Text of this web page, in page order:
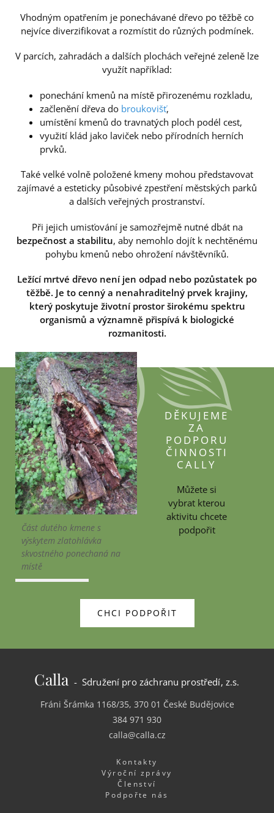
Vhodným opatřením je ponechávané dřevo po těžbě co
nejvíce diverzifikovat a rozmístit do různých podmínek.
V parcích, zahradách a dalších plochách veřejné zeleně lze
využít například:
ponechání kmenů na místě přirozenému rozkladu,
začlenění dřeva do broukovišť,
umístění kmenů do travnatých ploch podél cest,
využití klád jako laviček nebo přírodních herních
prvků.
Také velké volně položené kmeny mohou představovat
zajímavé a esteticky působivé zpestření městských parků
a dalších veřejných prostranství.
Při jejich umisťování je samozřejmě nutné dbát na
bezpečnost a stabilitu, aby nemohlo dojít k nechtěnému
pohybu kmenů nebo ohrožení návštěvníků.
Ležící mrtvé dřevo není jen odpad nebo pozůstatek po
těžbě. Je to cenný a nenahraditelný prvek krajiny,
který poskytuje životní prostor širokému spektru
organismů a významně přispívá k biologické
rozmanitosti.
Část dutého kmene s
výskytem zlatohlávka
skvostného ponechaná na
místě
DĚKUJEME
ZA
PODPORU
ČINNOSTI
CALLY
Můžete si
vybrat kterou
aktivitu chcete
podpořit
CHCI PODPOŘIT
Calla- Sdružení pro záchranu prostředí, z.s.
Fráni Šrámka 1168/35, 370 01 České Budějovice
384 971 930
calla@calla.cz
Kontakty
Výroční zprávy
Členství
Podpořte nás